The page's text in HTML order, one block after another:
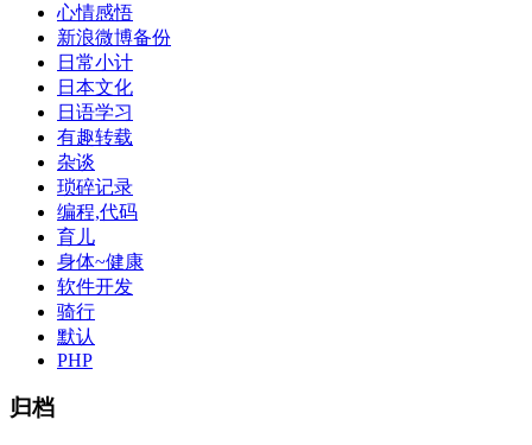
心情感悟
新浪微博备份
日常小计
日本文化
日语学习
有趣转载
杂谈
琐碎记录
编程,代码
育儿
身体~健康
软件开发
骑行
默认
PHP
归档